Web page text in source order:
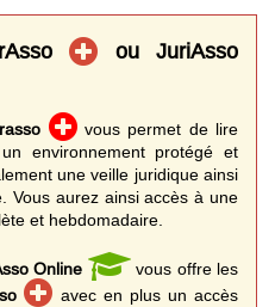
ou JuriAsso
vous permet de lire
environnement protégé et
une veille juridique ainsi
Vous aurez ainsi accès à une
et hebdomadaire.
Online
vous offre les
avec en plus un accès